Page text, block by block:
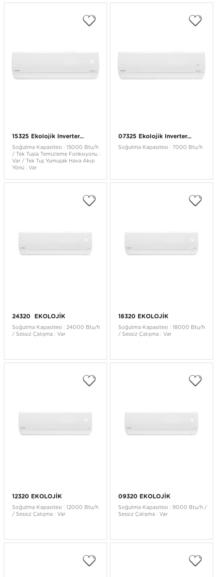
15325 Ekolojik Inverter...
Soğutma Kapasitesi : 15000 Btu/h
/ Tek Tuşla Temizleme Fonksiyonu :
Var / Tek Tuş Yumuşak Hava Akışı
Yönü : Var
07325 Ekolojik Inverter...
Soğutma Kapasitesi : 7000 Btu/h
24320 EKOLOJİK
Soğutma Kapasitesi : 24000 Btu/h
/ Sessiz Çalışma : Var
18320 EKOLOJİK
Soğutma Kapasitesi : 18000 Btu/h
/ Sessiz Çalışma : Var
12320 EKOLOJİK
Soğutma Kapasitesi : 12000 Btu/h
/ Sessiz Çalışma : Var
09320 EKOLOJİK
Soğutma Kapasitesi : 9000 Btu/h /
Sessiz Çalışma : Var